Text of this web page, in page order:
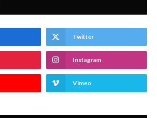
Twitter
Instagram
Vimeo